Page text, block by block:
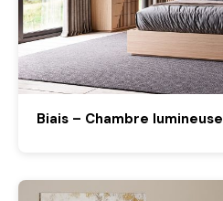
Biais – Chambre lumineuse